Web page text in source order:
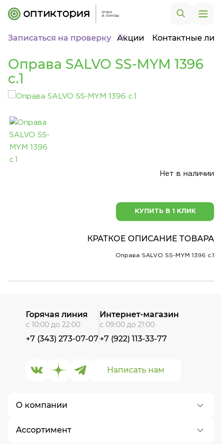
Записаться на проверку Акции Контактные
Оправа SALVO SS-MYM 1396
c.1
Нет в наличии
КУПИТЬ В 1 КЛИК
КРАТКОЕ ОПИСАНИЕ ТОВАРА
Оправа SALVO SS-MYM 1396 c.1
О компании
О нас
Ассортимент
Написать нам
Горячая линия
с 10:00 до 22:00
+7 (343) 273-07-07
Интернет-магазин
с 09:00 до 21:00
+7 (922) 113-33-77